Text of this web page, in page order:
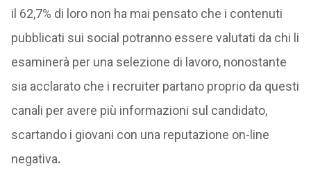
il 62,7% di loro non ha mai pensato che i contenuti
pubblicati sui social potranno essere valutati da chi li
esaminerà per una selezione di lavoro, nonostante
sia acclarato che i recruiter partano proprio da questi
canali per avere più informazioni sul candidato,
scartando i giovani con una reputazione on-line
negativa.